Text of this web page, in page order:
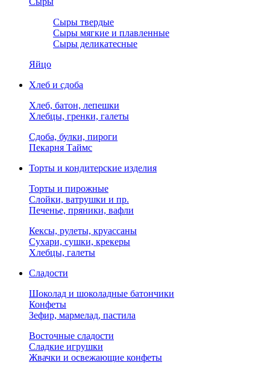
Сыры твердые
Сыры мягкие и плавленные
Сыры деликатесные
Яйцо
Хлеб и сдоба
Хлеб, батон, лепешки
Хлебцы, гренки, галеты
Сдоба, булки, пироги
Пекарня Таймс
Торты и кондитерские изделия
Торты и пирожные
Слойки, ватрушки и пр.
Печенье, пряники, вафли
Кексы, рулеты, круассаны
Сухари, сушки, крекеры
Хлебцы, галеты
Сладости
Шоколад и шоколадные батончики
Конфеты
Зефир, мармелад, пастила
Восточные сладости
Сладкие игрушки
Жвачки и освежающие конфеты